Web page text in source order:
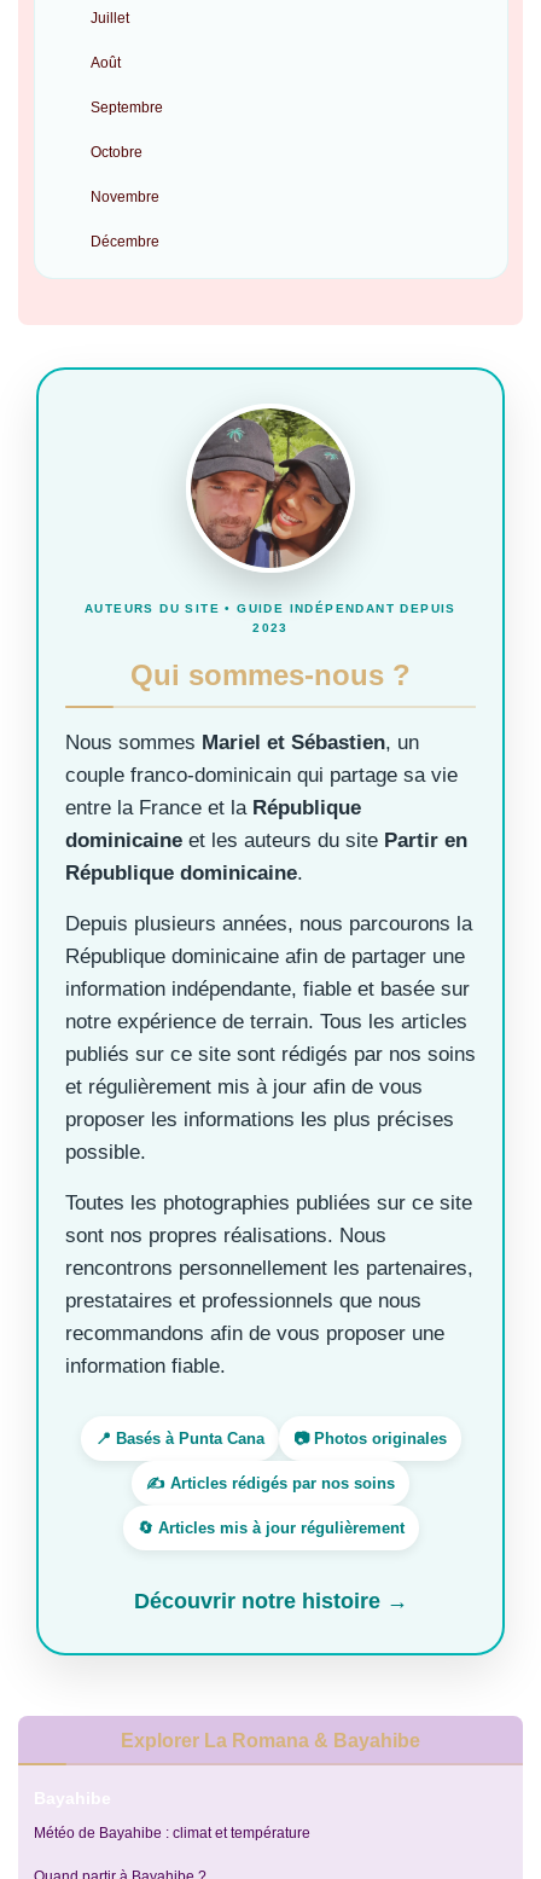
Juillet
Août
Septembre
Octobre
Novembre
Décembre
AUTEURS DU SITE • GUIDE INDÉPENDANT DEPUIS
2023
Qui sommes-nous ?
Nous sommes Mariel et Sébastien, un
couple franco-dominicain qui partage sa vie
entre la France et la République
dominicaine et les auteurs du site Partir en
République dominicaine.
Depuis plusieurs années, nous parcourons la
République dominicaine afin de partager une
information indépendante, fiable et basée sur
notre expérience de terrain. Tous les articles
publiés sur ce site sont rédigés par nos soins
et régulièrement mis à jour afin de vous
proposer les informations les plus précises
possible.
Toutes les photographies publiées sur ce site
sont nos propres réalisations. Nous
rencontrons personnellement les partenaires,
prestataires et professionnels que nous
recommandons afin de vous proposer une
information fiable.
📍 Basés à Punta Cana 📷 Photos originales
✍️ Articles rédigés par nos soins
🔄 Articles mis à jour régulièrement
Découvrir notre histoire →
Explorer La Romana & Bayahibe
Bayahibe
Météo de Bayahibe : climat et température